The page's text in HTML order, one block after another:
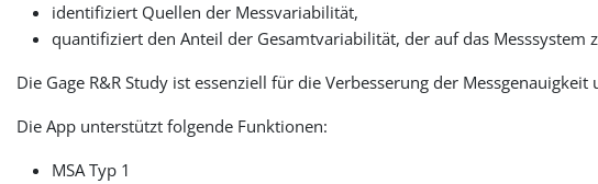
identifiziert Quellen der Messvariabilität,
quantifiziert den Anteil der Gesamtvariabilität, der auf das Messsystem
Die Gage R&R Study ist essenziell für die Verbesserung der
Die App unterstützt folgende Funktionen:
MSA Typ 1